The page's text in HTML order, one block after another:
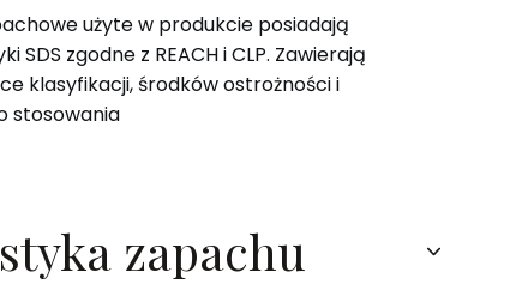
użyte w produkcie posiadają
zgodne z REACH i CLP. Zawierają
klasyfikacji, środków ostrożności i
stosowania
zapachu